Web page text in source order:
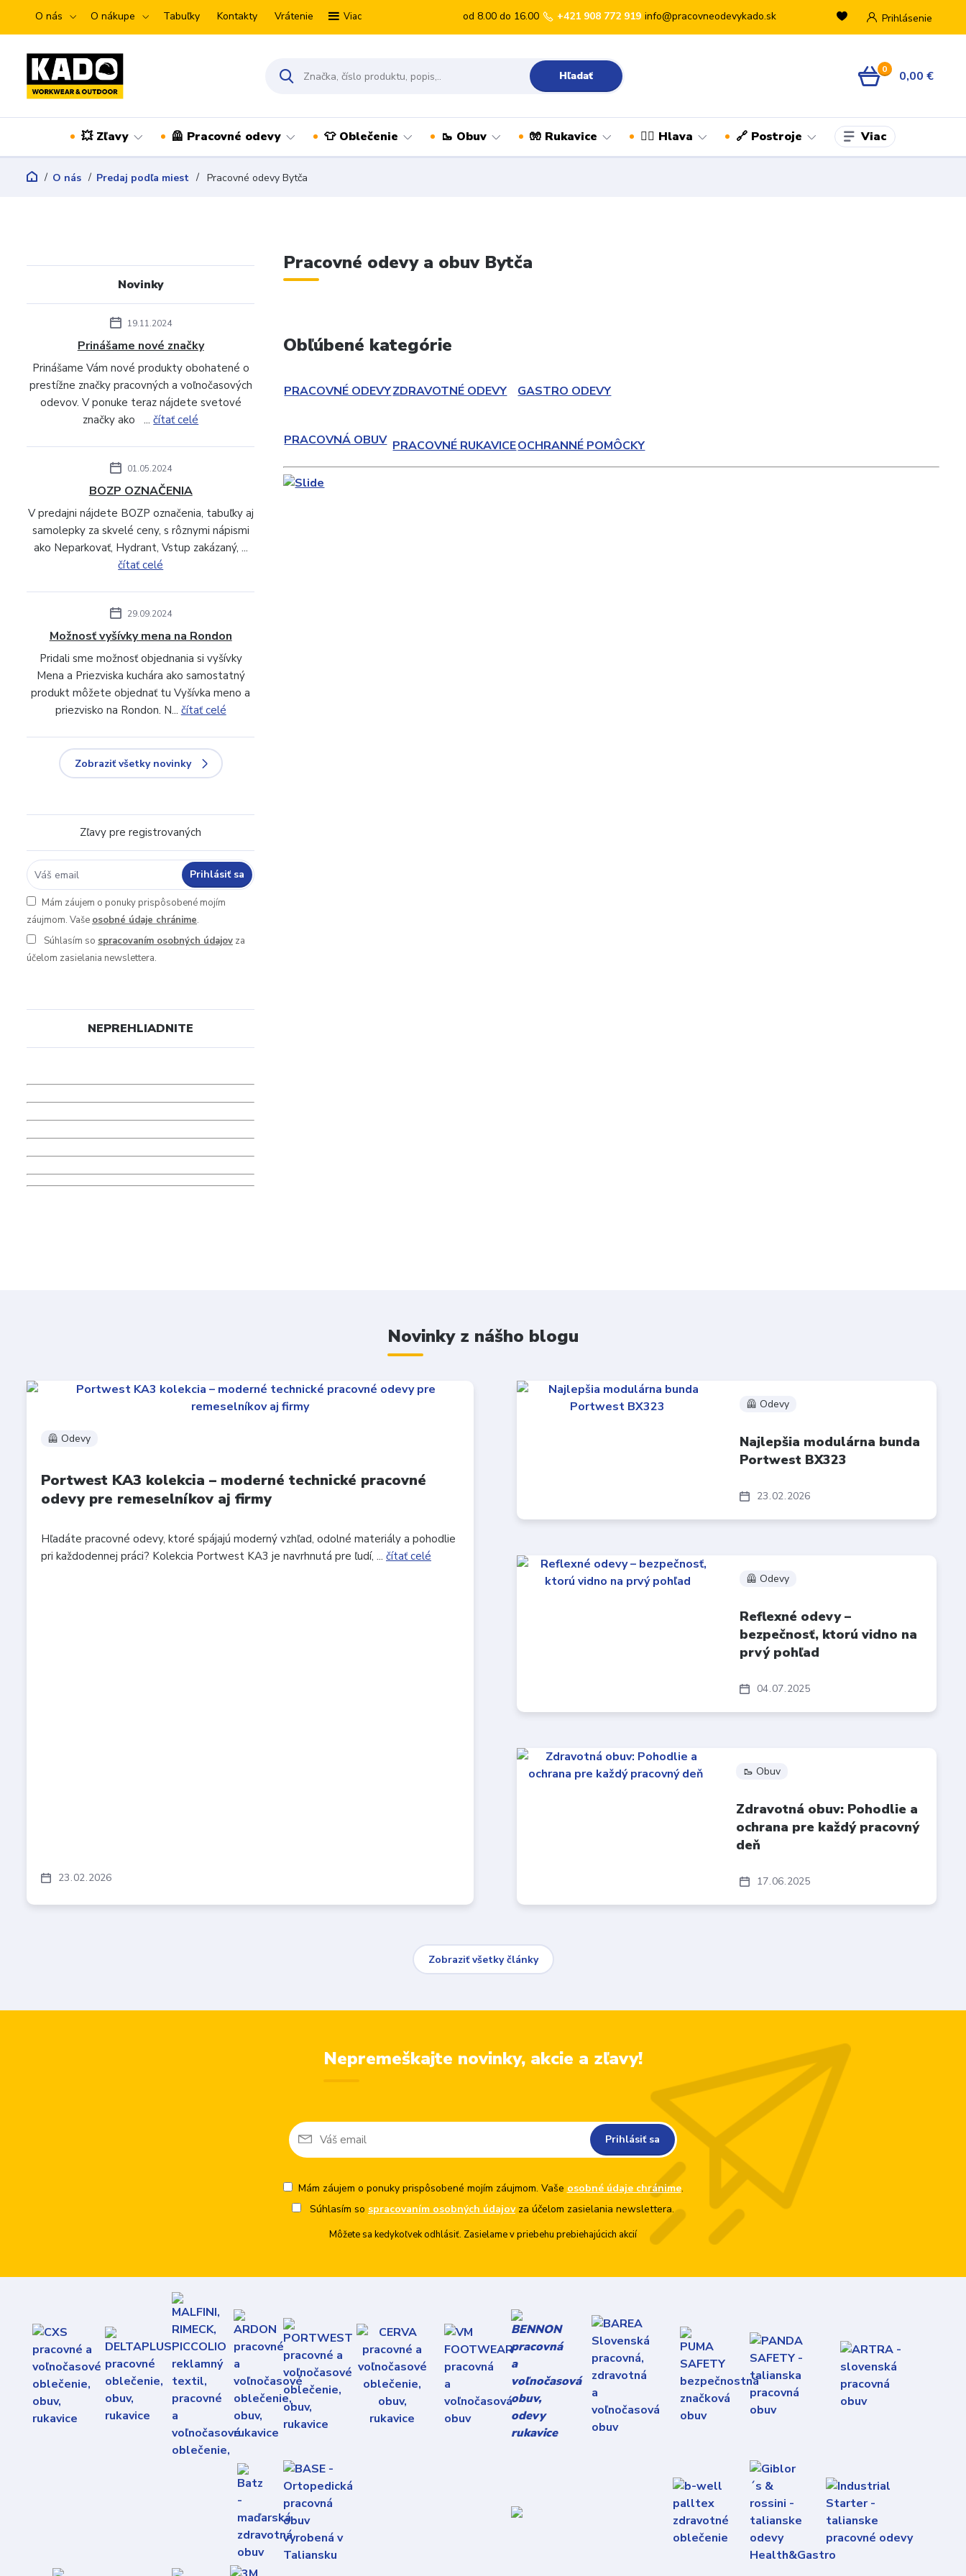
O nás O nákupe Tabuľky Kontakty Vrátenie Viac Prihlásenie
Hľadať
od 8.00 do 16.00 +421 908 772 919 info@pracovneodevykado.sk
0 0,00 €
💥 Zľavy 🦺 Pracovné odevy 👕 Oblečenie 🥾 Obuv 🧤 Rukavice 👷‍♂️ Hlava 🔗 Postroje Viac
O nás Predaj podľa miest Pracovné odevy Bytča
Novinky
19.11.2024
Prinášame nové značky
Prinášame Vám nové produkty obohatené o
prestížne značky pracovných a voľnočasových
odevov. V ponuke teraz nájdete svetové
značky ako ...čítať celé
01.05.2024
BOZP OZNAČENIA
V predajni nájdete BOZP označenia, tabuľky aj
samolepky za skvelé ceny, s rôznymi nápismi
ako Neparkovať, Hydrant, Vstup zakázaný, ...
čítať celé
29.09.2024
Možnosť vyšívky mena na Rondon
Pridali sme možnosť objednania si vyšívky
Mena a Priezviska kuchára ako samostatný
produkt môžete objednať tu Vyšívka meno a
priezvisko na Rondon. N... čítať celé
Zobraziť všetky novinky
Zľavy pre registrovaných
Prihlásiť sa
Mám záujem o ponuky prispôsobené mojím
záujmom. Vaše osobné údaje chránime.
Súhlasím so spracovaním osobných údajov za
účelom zasielania newslettera.
NEPREHLIADNITE
Pracovné odevy a obuv Bytča
Obľúbené kategórie
PRACOVNÉ ODEVYZDRAVOTNÉ ODEVY GASTRO ODEVY
PRACOVNÁ OBUV PRACOVNÉ RUKAVICEOCHRANNÉ POMÔCKY
Novinky z nášho blogu
23 02 2026
🦺 Odevy
Portwest KA3 kolekcia – moderné technické pracovné
odevy pre remeselníkov aj firmy
Hľadáte pracovné odevy, ktoré spájajú moderný vzhľad, odolné materiály a pohodlie
pri každodennej práci? Kolekcia Portwest KA3 je navrhnutá pre ľudí, ... čítať celé
23 02 2026
🦺 Odevy
Najlepšia modulárna bunda
Portwest BX323
04 07 2025
🦺 Odevy
Reflexné odevy –
bezpečnosť, ktorú vidno na
prvý pohľad
17 06 2025
🥾 Obuv
Zdravotná obuv: Pohodlie a
ochrana pre každý pracovný
deň
Zobraziť všetky články
Nepremeškajte novinky, akcie a zľavy!
Prihlásiť sa
Mám záujem o ponuky prispôsobené mojím záujmom. Vaše osobné údaje chránime.
Súhlasím so spracovaním osobných údajovza účelom zasielania newslettera.
Môžete sa kedykoľvek odhlásiť. Zasielame v priebehu prebiehajúcich akcií